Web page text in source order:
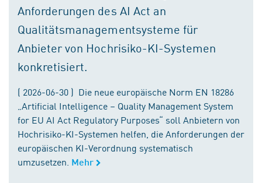
Anforderungen des AI Act an
Qualitätsmanagementsysteme für
Anbieter von Hochrisiko-KI-Systemen
konkretisiert.
( 2026-06-30 ) Die neue europäische Norm EN 18286
„Artificial Intelligence – Quality Management System
for EU AI Act Regulatory Purposes“ soll Anbietern von
Hochrisiko-KI-Systemen helfen, die Anforderungen der
europäischen KI-Verordnung systematisch
umzusetzen. Mehr